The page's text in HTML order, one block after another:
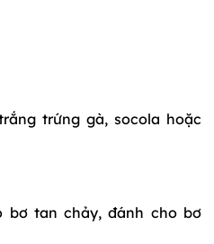
trứng gà, socola hoặc
bơ tan chảy, đánh cho bơ